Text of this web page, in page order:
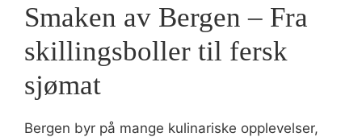
Smaken av Bergen – Fra
skillingsboller til fersk
sjømat
Bergen byr på mange kulinariske opplevelser,